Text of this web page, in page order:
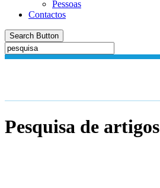
Pessoas
Contactos
Search Button
Pesquisa de artigos